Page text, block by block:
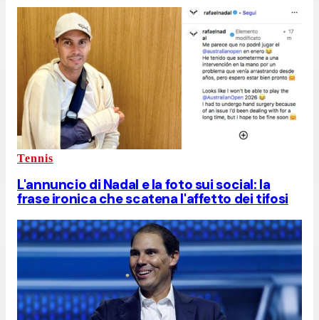
Tennis
L'annuncio di Nadal e la foto sui social: la
frase ironica che scatena l'affetto dei tifosi